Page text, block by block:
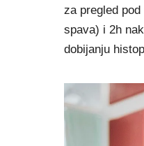
za pregled
spava) i 2h
dobijanju